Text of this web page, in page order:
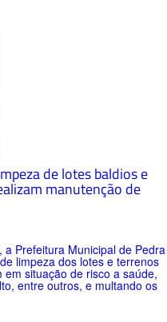
de lotes baldios e
manutenção de
Prefeitura Municipal de Pedra
limpeza dos lotes e terrenos
situação de risco a saúde,
entre outros, e multando os